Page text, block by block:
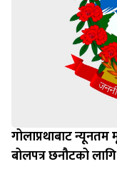
गोलाप्रथाबाट न्यूनतम
बोलपत्र छनौटको